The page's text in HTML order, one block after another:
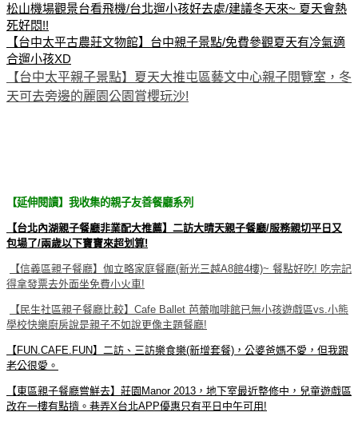
松山機場觀景台看飛機/台北遛小孩好去處/建議冬天來~ 夏天會熱
死好悶!!
【台中太平古農莊文物館】台中親子景點/免費參觀夏天有冷氣適
合遛小孩XD
【台中太平親子景點】夏天大推屯區藝文中心親子閱覽室，冬
天可去旁邊的麗園公園賞櫻玩沙!
【延伸閱讀】我收集的親子友善餐廳系列
【台北內湖親子餐廳非業配大推薦】二訪大晴天親子餐廳/服務親切平日又
包場了/兩歲以下寶寶來超划算!
【信義區親子餐廳】伽立略家庭餐廳(新光三越A8館4樓)~ 餐點好吃! 吃完記
得拿發票去外面坐免費小火車!
【民生社區親子餐廳比較】Cafe Ballet 芭蕾咖啡館已無小孩遊戲區vs.小熊
學校快樂廚房說是親子不如說更像主題餐廳!
【FUN.CAFE.FUN】二訪、三訪樂食樂(新增套餐)，公婆爸媽不愛，但我跟
老公很愛。
【東區親子餐廳嘗鮮去】莊園Manor 2013，地下室最近整修中，兒童遊戲區
改在一樓有點擠。巷弄X台北APP優惠只有平日中午可用!